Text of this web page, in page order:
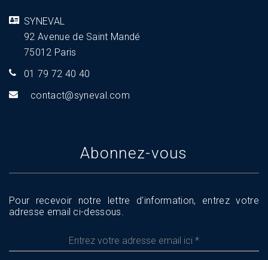
SYNEVAL
92 Avenue de Saint Mandé
75012 Paris
01 79 72 40 40
moc.l
aveny
s@tca
tnoc
Abonnez-vous
Pour recevoir notre lettre d'information, entrez votre
adresse email ci-dessous.
votre